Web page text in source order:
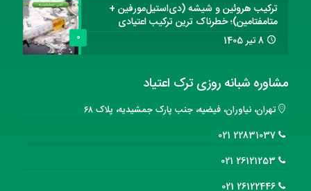
0
ترکیب هروئین و شیشه (دی‌استیل‌مورفین +
متامفتامین)؛ خطرناک ترین ترکیب اعتیادی
8 تیر 1405
مشاوره شبانه روزی ترک اعتیاد
تهران، نیاوران، فیضیه، جنب پارک جمشیدیه، پلاک ۶۸
22831037 021
26121253 021
26122446 021